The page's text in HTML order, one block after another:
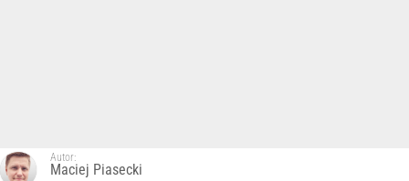
Autor:
Maciej Piasecki